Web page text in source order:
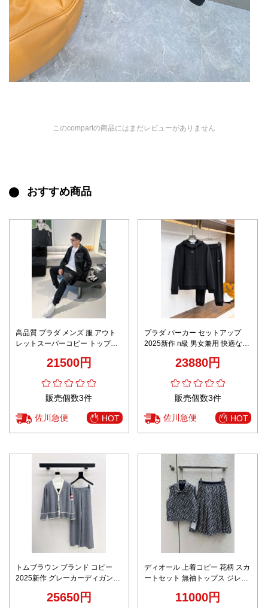
このcompartの商品にはまだレビューがありません
おすすめ商品
高品質 プラダ メンズ 服 アウト
レットスーパーコピー トップス
ハンサム 人気品 カジュアルセッ
21500円
販売個数3件
佐川急便 HOT
プラダ パーカー セットアップ
2025新作 n級 男女兼用 快適な着
げ ブランド 服 コピー 激安
23880円
販売個数3件
佐川急便 HOT
トムブラウン ブランド コピー
2025新作 グレーカーディガン＆
25650円
ディオール 上着コピー 花柄 スカ
ートセット 無袖トップス ジレー
11000円